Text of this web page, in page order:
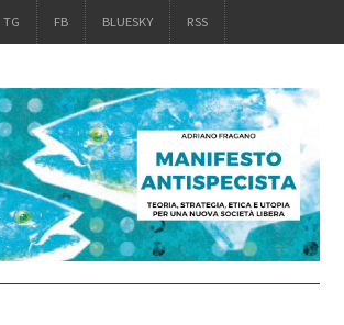
TG FB BLUESKY RSS